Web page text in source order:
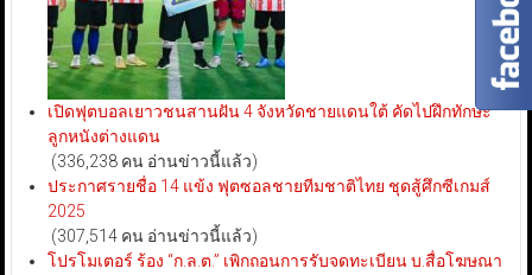
เปิดฟุตบอลเยาวชนสานฝัน 4 จังหวัดชายแดนใต้ คัดไปฝึกทักษะ
ลูกหนังต่างแดน
(336,238 คน อ่านข่าวนี้แล้ว)
ประกาศรายชื่อ 14 แข้ง ฟุตซอลชายทีมชาติไทย ชุดสู้ศึกซีเกมส์
2025
(307,514 คน อ่านข่าวนี้แล้ว)
โปรโมเตอร์ ร้อง “ก.ล.ต.” เพิกถอนการรับจดทะเบียน บ.สื่อโฆษณา